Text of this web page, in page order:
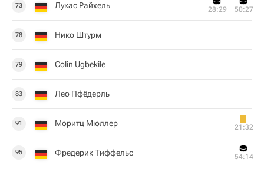
73 Лукас Райхель 28:29 50:27
78 Нико Штурм
79 Colin Ugbekile
83 Лео Пфёдерль
91 Моритц Мюллер 21:32
95 Фредерик Тиффельс 54:14